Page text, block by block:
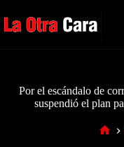
al
contenido
Por el escándalo de
suspendió el plan